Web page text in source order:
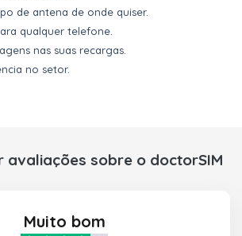
de antena de onde quiser.
qualquer telefone.
nas suas recargas.
no setor.
avaliações sobre o doctorSIM
Muito bom